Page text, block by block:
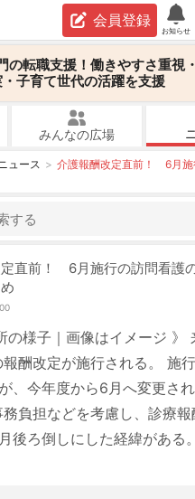
会員登録
お知らせ
の転職支援！働きやすさ重視
子育て世代の活躍を支援
みんなの広場
ュース
介護報酬改定直前！ 6月施
直前！ 6月施行の訪問看護
の様子｜画像はイメージ 》
酬改定が施行される。 施
、今年度から6月へ変更さ
負担などを考慮し、診療
後ろ倒しにした経緯がある